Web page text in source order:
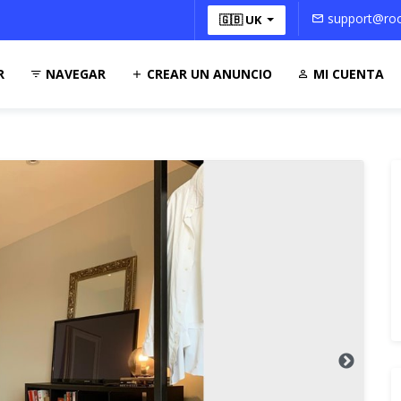
🇬🇧 UK
NAVEGAR CREAR UN ANUNCIO MI CUENTA